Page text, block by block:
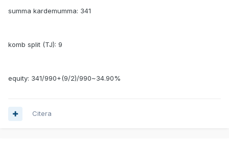
summa kardemumma: 341
komb split (TJ): 9
equity: 341/990+(9/2)/990~34.90%
Citera